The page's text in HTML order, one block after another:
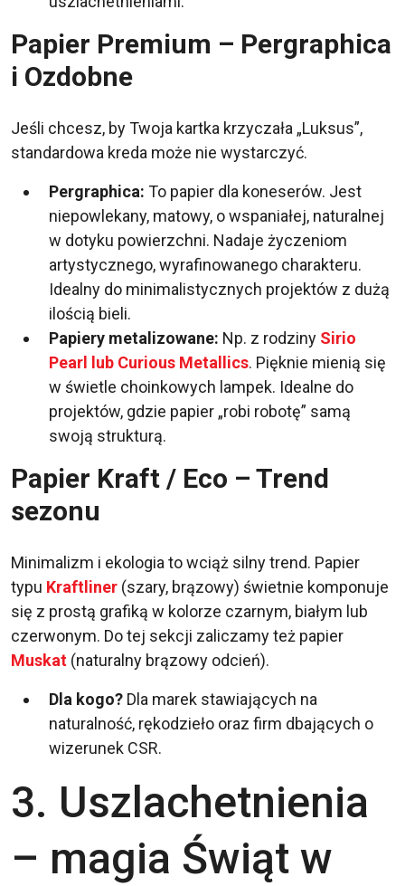
Papier Premium – Pergraphica
i Ozdobne
Jeśli chcesz, by Twoja kartka krzyczała „Luksus”,
standardowa kreda może nie wystarczyć.
Pergraphica: To papier dla koneserów. Jest
niepowlekany, matowy, o wspaniałej, naturalnej
w dotyku powierzchni. Nadaje życzeniom
artystycznego, wyrafinowanego charakteru.
Idealny do minimalistycznych projektów z dużą
ilością bieli.
Papiery metalizowane: Np. z rodziny Sirio
Pearl lub Curious Metallics. Pięknie mienią się
w świetle choinkowych lampek. Idealne do
projektów, gdzie papier „robi robotę” samą
swoją strukturą.
Papier Kraft / Eco – Trend
sezonu
Minimalizm i ekologia to wciąż silny trend. Papier
typu Kraftliner (szary, brązowy) świetnie komponuje
się z prostą grafiką w kolorze czarnym, białym lub
czerwonym. Do tej sekcji zaliczamy też papier
Muskat (naturalny brązowy odcień).
Dla kogo? Dla marek stawiających na
naturalność, rękodzieło oraz firm dbających o
wizerunek CSR.
3. Uszlachetnienia
– magia Świąt w